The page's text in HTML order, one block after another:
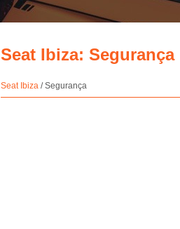
Seat Ibiza: Segurança
Seat Ibiza / Segurança